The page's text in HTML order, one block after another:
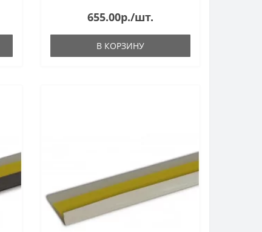
клеевой слой и специальную риску
для уменьшения ширины...
655.00р./шт.
В КОРЗИНУ